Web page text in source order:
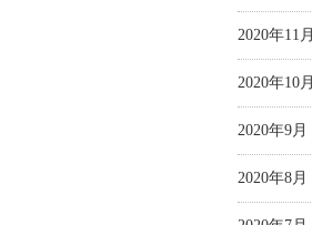
2020年11月
2020年10月
2020年9月
2020年8月